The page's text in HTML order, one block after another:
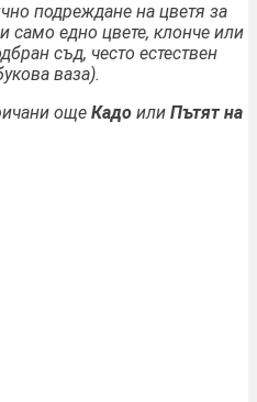
подреждане на цветя за
само едно цвете, клонче или
съд, често естествен
ваза).
още Кадо или Пътят на